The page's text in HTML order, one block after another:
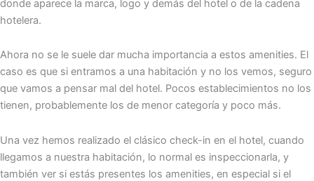
donde aparece la marca, logo y demás del hotel o de la cadena
hotelera.
Ahora no se le suele dar mucha importancia a estos amenities. El
caso es que si entramos a una habitación y no los vemos, seguro
que vamos a pensar mal del hotel. Pocos establecimientos no los
tienen, probablemente los de menor categoría y poco más.
Una vez hemos realizado el clásico check-in en el hotel, cuando
llegamos a nuestra habitación, lo normal es inspeccionarla, y
también ver si estás presentes los amenities, en especial si el